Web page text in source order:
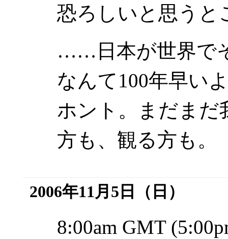
恐ろしいと思うと
……日本が世界で
なんて100年早い
ホント。まだまだ
方も、観る方も。
2006年11月5日（日）
8:00am GMT